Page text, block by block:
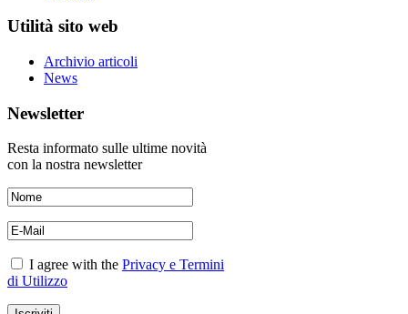
Utilità sito web
Archivio articoli
News
Newsletter
Resta informato sulle ultime novità
con la nostra newsletter
I agree with the Privacy e Termini
di Utilizzo